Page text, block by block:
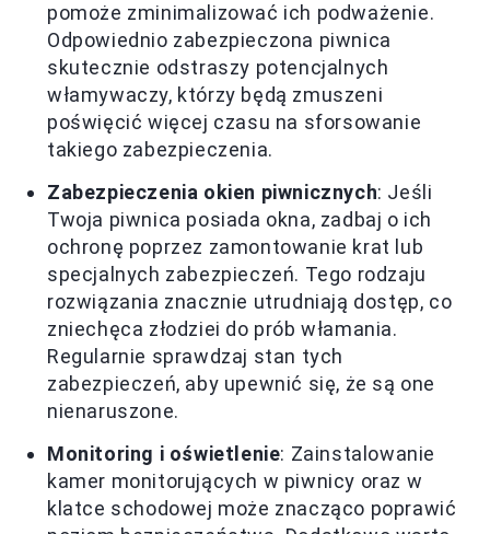
pomoże zminimalizować ich podważenie.
Odpowiednio zabezpieczona piwnica
skutecznie odstraszy potencjalnych
włamywaczy, którzy będą zmuszeni
poświęcić więcej czasu na sforsowanie
takiego zabezpieczenia.
Zabezpieczenia okien piwnicznych: Jeśli
Twoja piwnica posiada okna, zadbaj o ich
ochronę poprzez zamontowanie krat lub
specjalnych zabezpieczeń. Tego rodzaju
rozwiązania znacznie utrudniają dostęp, co
zniechęca złodziei do prób włamania.
Regularnie sprawdzaj stan tych
zabezpieczeń, aby upewnić się, że są one
nienaruszone.
Monitoring i oświetlenie: Zainstalowanie
kamer monitorujących w piwnicy oraz w
klatce schodowej może znacząco poprawić